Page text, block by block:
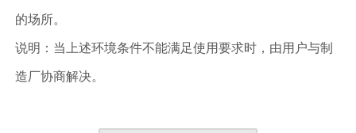
的场所。
说明：当上述环境条件不能满足使用要求时，由用户与制
造厂协商解决。